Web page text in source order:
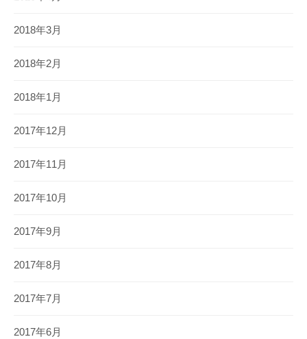
2018年3月
2018年2月
2018年1月
2017年12月
2017年11月
2017年10月
2017年9月
2017年8月
2017年7月
2017年6月